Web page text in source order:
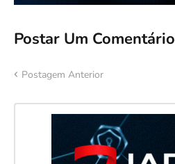
Postar Um Comentário
Postagem Anterior